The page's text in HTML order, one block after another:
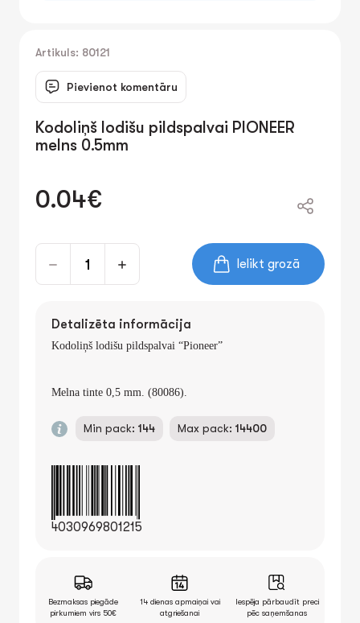
Artikuls: 80121
Pievienot komentāru
Kodoliņš lodišu pildspalvai PIONEER
melns 0.5mm
0.04€
Ielikt grozā
Detalizēta informācija
Kodoliņš lodišu pildspalvai “Pioneer”
Melna tinte 0,5 mm. (80086).
Min pack: 144 Max pack: 14400
4030969801215
Bezmaksas piegāde
pirkumiem virs 50€
14 dienas apmaiņai vai
atgriešanai
Iespēja pārbaudīt preci
pēc saņemšanas